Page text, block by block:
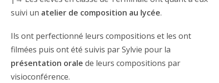
suivi un atelier de composition au lycée.
Ils ont perfectionné leurs compositions et les ont
filmées puis ont été suivis par Sylvie pour la
présentation orale de leurs compositions par
visioconférence.